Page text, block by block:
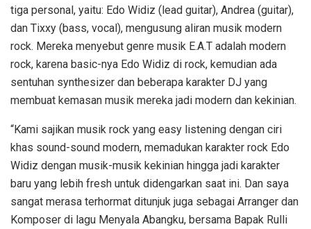
tiga personal, yaitu: Edo Widiz (lead guitar), Andrea (guitar),
dan Tixxy (bass, vocal), mengusung aliran musik modern
rock. Mereka menyebut genre musik E.A.T adalah modern
rock, karena basic-nya Edo Widiz di rock, kemudian ada
sentuhan synthesizer dan beberapa karakter DJ yang
membuat kemasan musik mereka jadi modern dan kekinian.
“Kami sajikan musik rock yang easy listening dengan ciri
khas sound-sound modern, memadukan karakter rock Edo
Widiz dengan musik-musik kekinian hingga jadi karakter
baru yang lebih fresh untuk didengarkan saat ini. Dan saya
sangat merasa terhormat ditunjuk juga sebagai Arranger dan
Komposer di lagu Menyala Abangku, bersama Bapak Rulli